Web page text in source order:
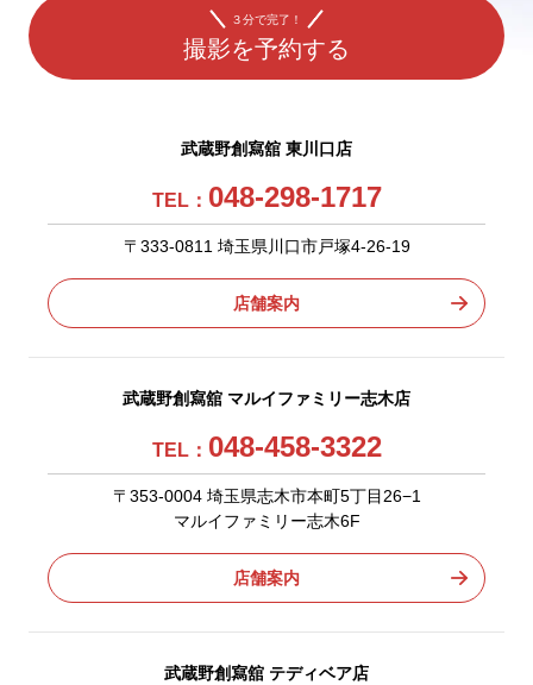
３分で完了！
撮影を予約する
武蔵野創寫舘 東川口店
TEL： 048-298-1717
〒333-0811 埼玉県川口市戸塚4-26-19
店舗案内
武蔵野創寫舘 マルイファミリー志木店
TEL： 048-458-3322
〒353-0004 埼玉県志木市本町5丁目26−1
マルイファミリー志木6F
店舗案内
武蔵野創寫舘 テディベア店